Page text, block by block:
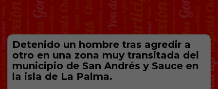
Detenido un hombre tras agrеdir a
otro en una zona muy transitada del
municipio de San Andrés y Sauce en
la isla de La Palma.